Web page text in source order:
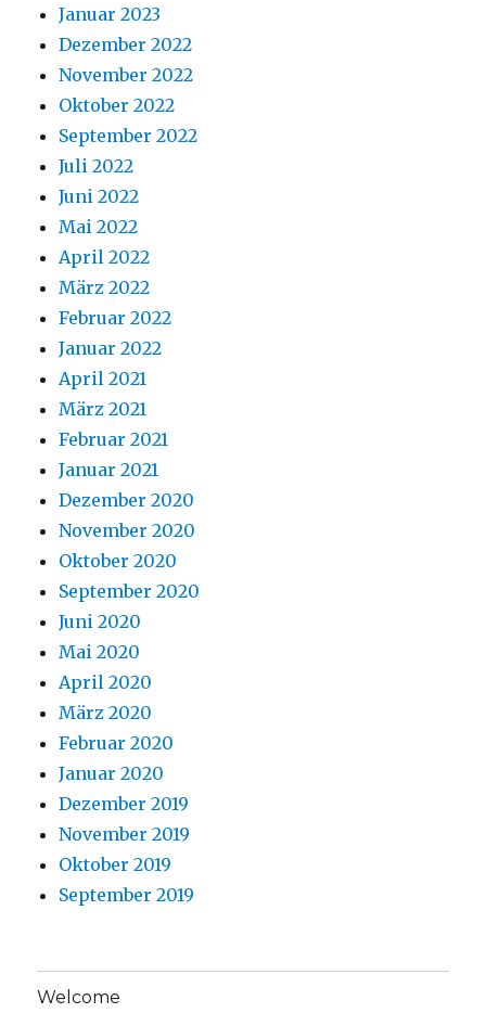
Januar 2023
Dezember 2022
November 2022
Oktober 2022
September 2022
Juli 2022
Juni 2022
Mai 2022
April 2022
März 2022
Februar 2022
Januar 2022
April 2021
März 2021
Februar 2021
Januar 2021
Dezember 2020
November 2020
Oktober 2020
September 2020
Juni 2020
Mai 2020
April 2020
März 2020
Februar 2020
Januar 2020
Dezember 2019
November 2019
Oktober 2019
September 2019
Welcome